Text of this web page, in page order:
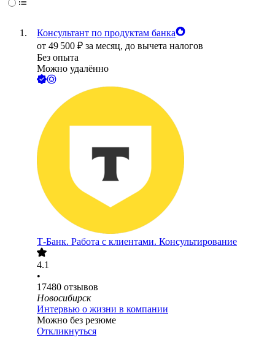
Консультант по продуктам банка
от 49 500 ₽ за месяц, до вычета налогов
Без опыта
Можно удалённо
Т-Банк. Работа с клиентами. Консультирование
4.1
•
17480 отзывов
Новосибирск
Интервью о жизни в компании
Можно без резюме
Откликнуться